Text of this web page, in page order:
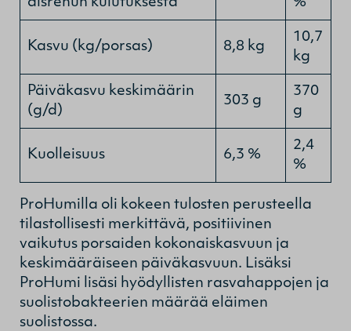
Kasvu (kg/porsas) 8,8 kg
10,7
kg
Päiväkasvu keskimäärin
(g/d)
303 g
370
g
Kuolleisuus 6,3 %
2,4
%
ProHumilla oli kokeen tulosten perusteella
tilastollisesti merkittävä, positiivinen
vaikutus porsaiden kokonaiskasvuun ja
keskimääräiseen päiväkasvuun. Lisäksi
ProHumi lisäsi hyödyllisten rasvahappojen ja
suolistobakteerien määrää eläimen
suolistossa.